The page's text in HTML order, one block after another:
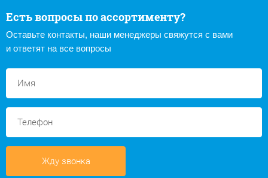
Есть вопросы по ассортименту?
Оставьте контакты, наши менеджеры свяжутся с вами
и ответят на все вопросы
Жду звонка